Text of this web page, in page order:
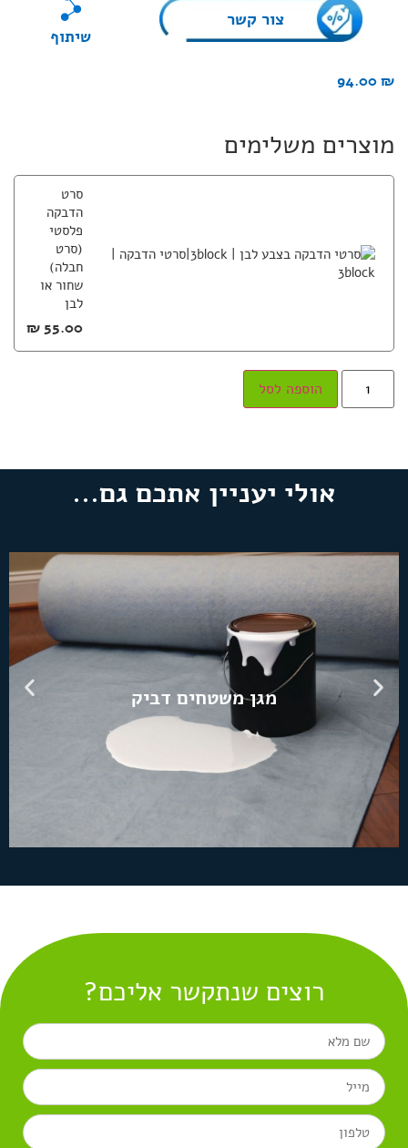
צור קשר
שיתוף
94.00₪
מוצרים משלימים
סרט
הדבקה
פלסטי
(סרט
חבלה)
שחור או
לבן
55.00
₪
הוספה לסל
אולי יעניין אתכם גם...
מגן משטחים דביק
רוצים שנתקשר אליכם?